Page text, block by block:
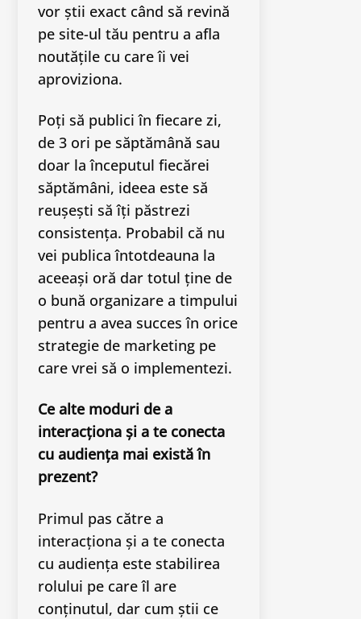
vor știi exact când să revină
pe site-ul tău pentru a afla
noutățile cu care îi vei
aproviziona.
Poți să publici în fiecare zi,
de 3 ori pe săptămână sau
doar la începutul fiecărei
săptămâni, ideea este să
reușești să îți păstrezi
consistența. Probabil că nu
vei publica întotdeauna la
aceeași oră dar totul ține de
o bună organizare a timpului
pentru a avea succes în orice
strategie de marketing pe
care vrei să o implementezi.
Ce alte moduri de a
interacționa și a te conecta
cu audiența mai există în
prezent?
Primul pas către a
interacționa și a te conecta
cu audiența este stabilirea
rolului pe care îl are
conținutul, dar cum știi ce